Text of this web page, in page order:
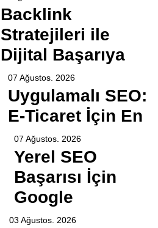
Backlink
Stratejileri ile
Dijital Başarıya
07 Ağustos. 2026
Uygulamalı SEO:
E-Ticaret İçin En
07 Ağustos. 2026
Yerel SEO
Başarısı İçin
Google
03 Ağustos. 2026